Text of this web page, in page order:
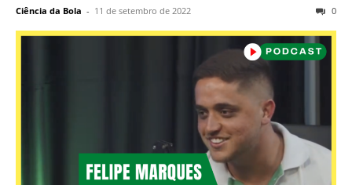
Ciência da Bola - 11 de setembro de 2022 0